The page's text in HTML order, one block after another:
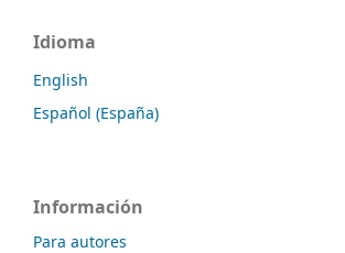
Idioma
English
Español (España)
Información
Para autores